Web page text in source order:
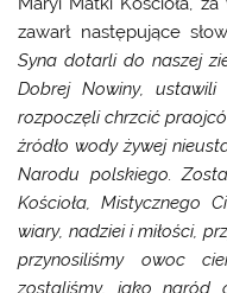
zawarł następujące
Syna dotarli do naszej
Dobrej Nowiny,
rozpoczęli chrzcić
źródło wody żywej
Narodu polskiego.
Kościoła, Mistycznego
wiary, nadziei i miłości,
przynosiliśmy owoc
zostaliśmy, jako naród